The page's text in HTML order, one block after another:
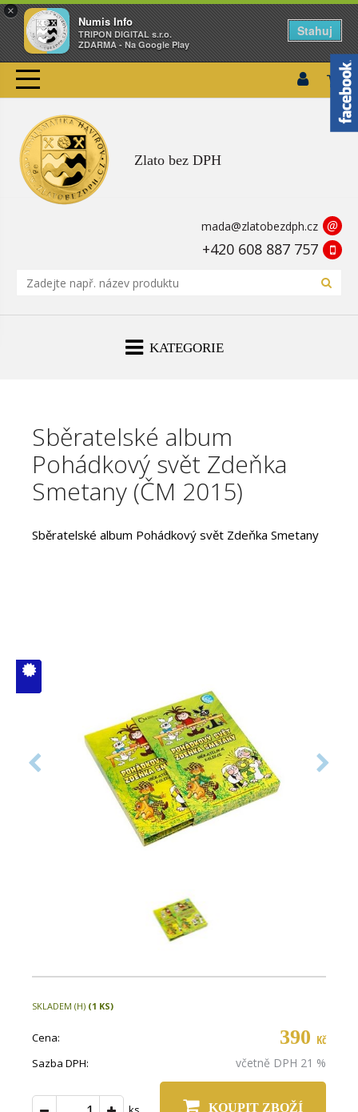
×
Numis Info
TRIPON DIGITAL s.r.o.
ZDARMA - Na Google Play
Stahuj
Zlato bez DPH
mada@zlatobezdph.cz @
+420 608 887 757
KATEGORIE
Sběratelské album
Pohádkový svět Zdeňka
Smetany (ČM 2015)
Sběratelské album Pohádkový svět Zdeňka Smetany
V ČM zcela
SKLADEM (H) (1 KS)
Cena: 390 Kč
Sazba DPH: včetně DPH 21 %
KOUPIT ZBOŽÍ